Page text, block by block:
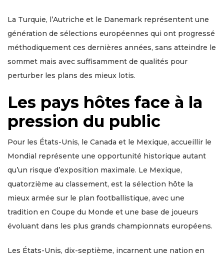
La Turquie, l’Autriche et le Danemark représentent une
génération de sélections européennes qui ont progressé
méthodiquement ces dernières années, sans atteindre le
sommet mais avec suffisamment de qualités pour
perturber les plans des mieux lotis.
Les pays hôtes face à la
pression du public
Pour les États-Unis, le Canada et le Mexique, accueillir le
Mondial représente une opportunité historique autant
qu’un risque d’exposition maximale. Le Mexique,
quatorzième au classement, est la sélection hôte la
mieux armée sur le plan footballistique, avec une
tradition en Coupe du Monde et une base de joueurs
évoluant dans les plus grands championnats européens.
Les États-Unis, dix-septième, incarnent une nation en